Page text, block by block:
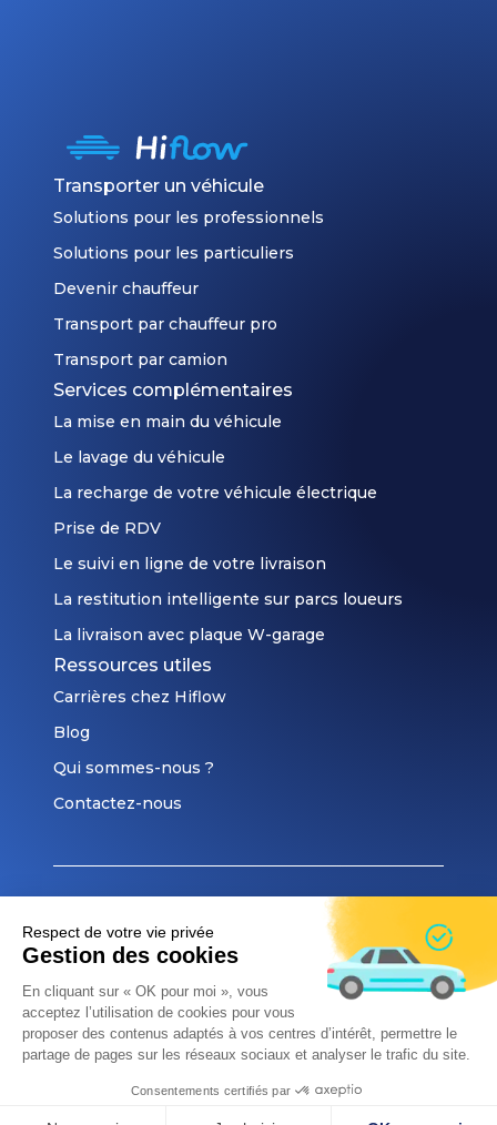
Respect de votre vie privée
Gestion des cookies
En cliquant sur « OK pour moi », vous
acceptez l’utilisation de cookies pour vous
proposer des contenus adaptés à vos centres d’intérêt, permettre le
partage de pages sur les réseaux sociaux et analyser le trafic du site.
Consentements certifiés par
Transporter un véhicule
Solutions pour les professionnels
Solutions pour les particuliers
Devenir chauffeur
Transport par chauffeur pro
Transport par camion
Services complémentaires
La mise en main du véhicule
Le lavage du véhicule
La recharge de votre véhicule électrique
Prise de RDV
Le suivi en ligne de votre livraison
La restitution intelligente sur parcs loueurs
La livraison avec plaque W-garage
Ressources utiles
Carrières chez Hiflow
Blog
Qui sommes-nous ?
Contactez-nous
© 2023 Cloudify. All rights reserved.
CGU
Mentions légales